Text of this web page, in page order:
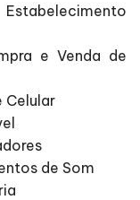
e Venda de
Celular
de Som